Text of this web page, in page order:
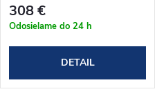
(SINP_12030C)
308 €
Odosielame do 24 h
DETAIL